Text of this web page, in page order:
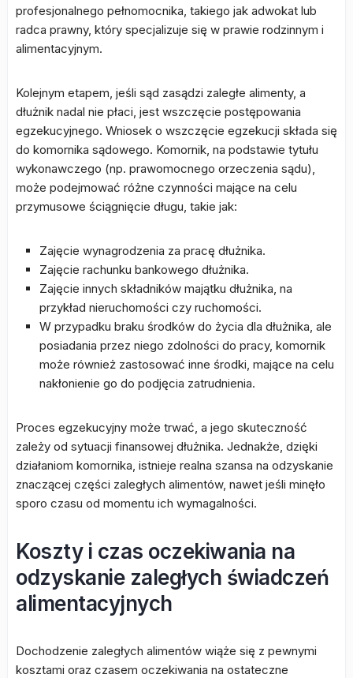
profesjonalnego pełnomocnika, takiego jak adwokat lub
radca prawny, który specjalizuje się w prawie rodzinnym i
alimentacyjnym.
Kolejnym etapem, jeśli sąd zasądzi zaległe alimenty, a
dłużnik nadal nie płaci, jest wszczęcie postępowania
egzekucyjnego. Wniosek o wszczęcie egzekucji składa się
do komornika sądowego. Komornik, na podstawie tytułu
wykonawczego (np. prawomocnego orzeczenia sądu),
może podejmować różne czynności mające na celu
przymusowe ściągnięcie długu, takie jak:
Zajęcie wynagrodzenia za pracę dłużnika.
Zajęcie rachunku bankowego dłużnika.
Zajęcie innych składników majątku dłużnika, na
przykład nieruchomości czy ruchomości.
W przypadku braku środków do życia dla dłużnika, ale
posiadania przez niego zdolności do pracy, komornik
może również zastosować inne środki, mające na celu
nakłonienie go do podjęcia zatrudnienia.
Proces egzekucyjny może trwać, a jego skuteczność
zależy od sytuacji finansowej dłużnika. Jednakże, dzięki
działaniom komornika, istnieje realna szansa na odzyskanie
znaczącej części zaległych alimentów, nawet jeśli minęło
sporo czasu od momentu ich wymagalności.
Koszty i czas oczekiwania na
odzyskanie zaległych świadczeń
alimentacyjnych
Dochodzenie zaległych alimentów wiąże się z pewnymi
kosztami oraz czasem oczekiwania na ostateczne